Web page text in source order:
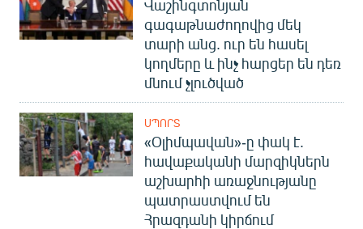
Վաշինգտոնյան
գագաթնաժողովից մեկ
տարի անց. ուր են հասել
կողմերը և ինչ հարցեր են դեռ
մնում չլուծված
ՍՊՈՐՏ
«Օլիմպավան»-ը փակ է.
հավաքականի մարզիկներն
աշխարհի առաջնությանը
պատրաստվում են
Հրազդանի կիրճում